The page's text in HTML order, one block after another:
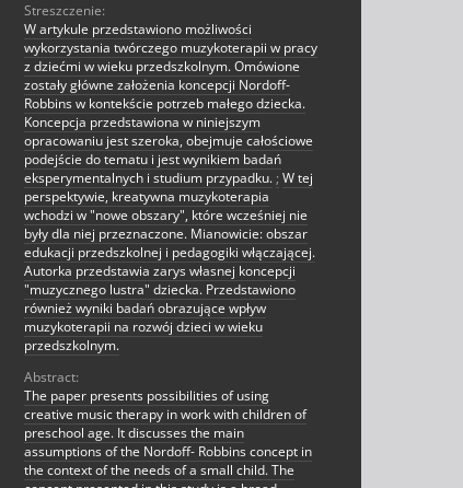
Streszczenie:
W artykule przedstawiono możliwości
wykorzystania twórczego muzykoterapii w pracy
z dziećmi w wieku przedszkolnym. Omówione
zostały główne założenia koncepcji Nordoff-
Robbins w kontekście potrzeb małego dziecka.
Koncepcja przedstawiona w niniejszym
opracowaniu jest szeroka, obejmuje całościowe
podejście do tematu i jest wynikiem badań
eksperymentalnych i studium przypadku. ; W tej
perspektywie, kreatywna muzykoterapia
wchodzi w "nowe obszary", które wcześniej nie
były dla niej przeznaczone. Mianowicie: obszar
edukacji przedszkolnej i pedagogiki włączającej.
Autorka przedstawia zarys własnej koncepcji
"muzycznego lustra" dziecka. Przedstawiono
również wyniki badań obrazujące wpływ
muzykoterapii na rozwój dzieci w wieku
przedszkolnym.
Abstract:
The paper presents possibilities of using
creative music therapy in work with children of
preschool age. It discusses the main
assumptions of the Nordoff- Robbins concept in
the context of the needs of a small child. The